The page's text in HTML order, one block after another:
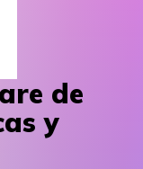
de
y